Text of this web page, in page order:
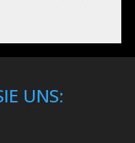
UNS: